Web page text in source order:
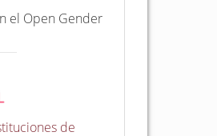
el Open Gender
de